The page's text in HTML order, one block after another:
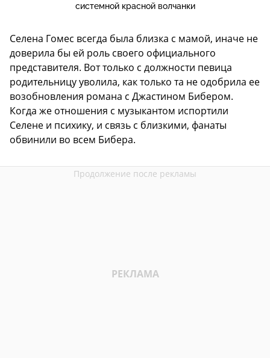
системной красной волчанки
Селена Гомес всегда была близка с мамой, иначе не
доверила бы ей роль своего официального
представителя. Вот только с должности певица
родительницу уволила, как только та не одобрила ее
возобновления романа с Джастином Бибером.
Когда же отношения с музыкантом испортили
Селене и психику, и связь с близкими, фанаты
обвинили во всем Бибера.